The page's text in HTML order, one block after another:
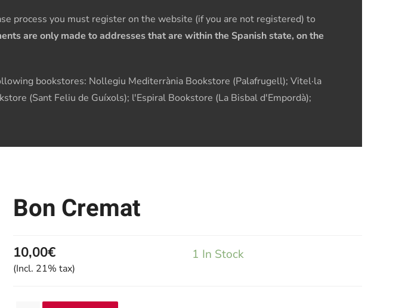
process you must register on the website (if you are not registered) to
are only made to addresses that are within the Spanish state, on the
bookstores: Nollegiu Mediterrània Bookstore (Palafrugell); Vitel·la
(Sant Feliu de Guíxols); l'Espiral Bookstore (La Bisbal d'Empordà);
Bon Cremat
10,00€
(Incl. 21% tax)
1 In Stock